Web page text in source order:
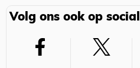
Volg ons ook op social